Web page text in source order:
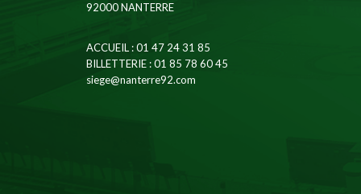
92000 NANTERRE
ACCUEIL: 01 47 24 31 85
BILLETTERIE: 01 85 78 60 45
siege@nanterre92.com